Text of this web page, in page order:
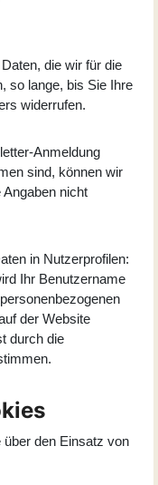
die wir für die
so lange, bis Sie Ihre
widerrufen.
Anmeldung
sind, können wir
nicht
in Nutzerprofilen:
Ihr Benutzername
der Website
durch die
den Einsatz von